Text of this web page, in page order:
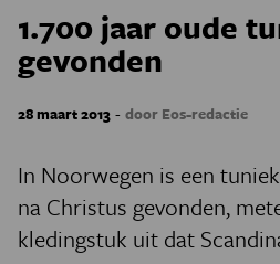
NATUURWETENSCHAPPEN
PSYCHE & BREIN
JONGE UITDAGERS
1.700 jaar oude
gevonden
28 maart 2013 - door Eos-redactie
In Noorwegen is een
na Christus gevonden,
kledingstuk uit dat